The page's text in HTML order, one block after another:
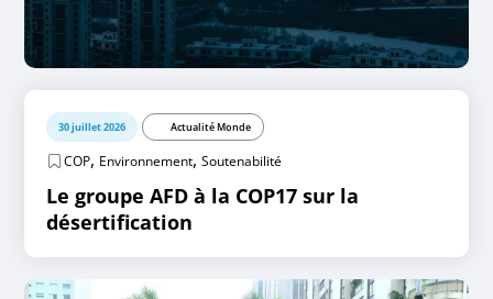
30 juillet 2026 Actualité Monde
COP, Environnement,Soutenabilité
Le groupe AFD à la COP17 sur la
désertification